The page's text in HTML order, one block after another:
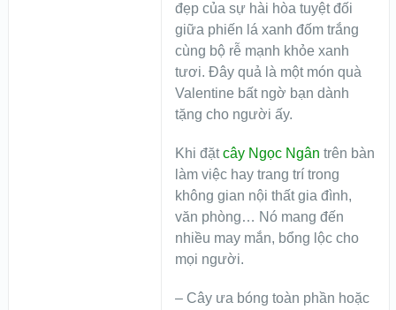
đẹp của sự hài hòa tuyệt đối
giữa phiến lá xanh đốm trắng
cùng bộ rễ mạnh khỏe xanh
tươi. Đây quả là một món quà
Valentine bất ngờ bạn dành
tặng cho người ấy.
Khi đặtcây Ngọc Ngân trên bàn
làm việc hay trang trí trong
không gian nội thất gia đình,
văn phòng… Nó mang đến
nhiều may mắn, bổng lộc cho
mọi người.
– Cây ưa bóng toàn phần hoặc